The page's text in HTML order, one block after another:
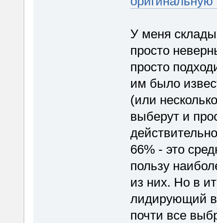
У меня
просто
просто
им было
(или
выберут и
66% - это
пользу
из них. Но в
лидирующий
почти все